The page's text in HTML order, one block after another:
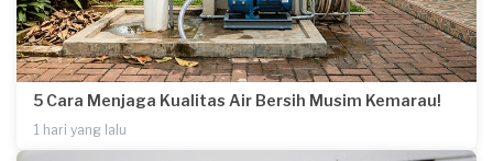
5 Cara Menjaga Kualitas Air Bersih Musim Kemarau!
1 hari yang lalu